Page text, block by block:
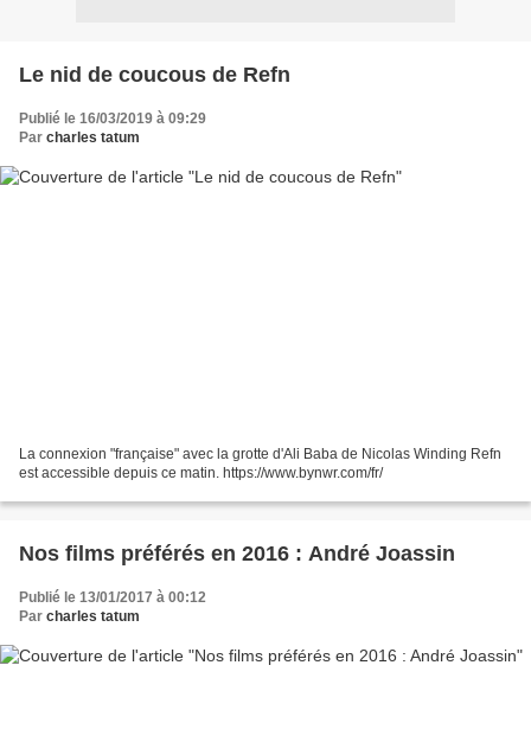
Le nid de coucous de Refn
Publié le 16/03/2019 à 09:29
Par charles tatum
La connexion "française" avec la grotte d'Ali Baba de Nicolas Winding Refn
est accessible depuis ce matin. https://www.bynwr.com/fr/
Nos films préférés en 2016 : André Joassin
Publié le 13/01/2017 à 00:12
Par charles tatum